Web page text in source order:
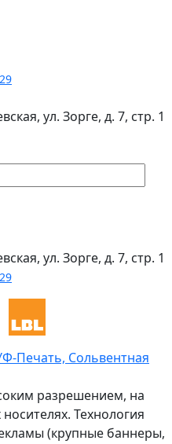
ул. Зорге, д. 7, стр. 1
ул. Зорге, д. 7, стр. 1
Печать, Сольвентная
разрешением, на
Технология
(крупные баннеры,